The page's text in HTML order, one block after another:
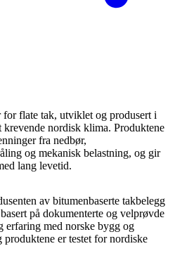
flate tak, utviklet og produsert i
nordisk klima. Produktene
fra nedbør,
og mekanisk belastning, og gir
lang levetid.
av bitumenbaserte takbelegg
på dokumenterte og velprøvde
erfaring med norske bygg og
er testet for nordiske